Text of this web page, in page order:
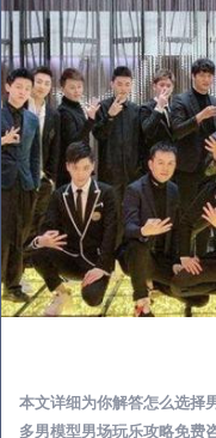
本文详细为你解答怎么选择
多男模型男场玩乐攻略免费